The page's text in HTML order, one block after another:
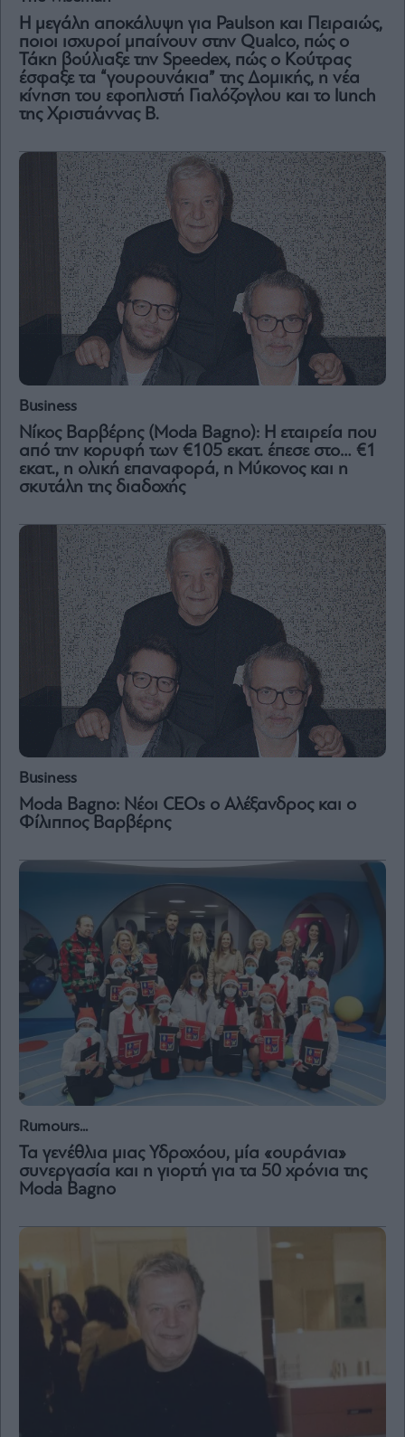
and
Terms
of
Service
apply.
Η μεγάλη αποκάλυψη για Paulson και Πειραιώς,
ποιοι ισχυροί μπαίνουν στην Qualco, πώς o
Τάκη βούλιαξε την Speedex, πώς ο Κούτρας
έσφαξε τα “γουρουνάκια” της Δομικής, η νέα
κίνηση του εφοπλιστή Γιαλόζογλου και το lunch
της Χριστιάννας B.
Business
Νίκος Βαρβέρης (Moda Bagno): Η εταιρεία που
από την κορυφή των €105 εκατ. έπεσε στο… €1
εκατ., η ολική επαναφορά, η Μύκονος και η
σκυτάλη της διαδοχής
Business
Moda Bagno: Νέοι CEOs ο Αλέξανδρος και ο
Φίλιππος Βαρβέρης
Rumours...
Τα γενέθλια μιας Υδροχόου, μία «ουράνια»
συνεργασία και η γιορτή για τα 50 χρόνια της
Moda Bagno